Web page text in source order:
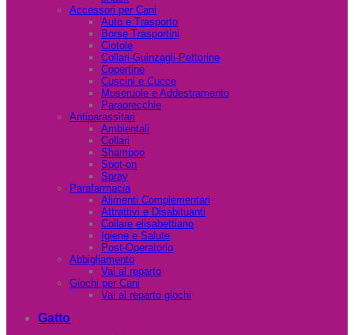
Accessori per Cani
Auto e Trasporto
Borse Trasportini
Ciotole
Collari-Guinzagli-Pettorine
Copertine
Cuscini e Cucce
Museruole e Addestramento
Paraorecchie
Antiparassitari
Ambientali
Collari
Shampoo
Spot-on
Spray
Parafarmacia
Alimenti Complementari
Attrattivi e Disabituanti
Collare elisabettiano
Igiene e Salute
Post-Operatorio
Abbigliamento
Vai al reparto
Giochi per Cani
Vai al reparto giochi
Gatto